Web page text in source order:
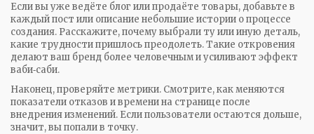
Если вы уже ведёте блог или продаёте товары, добавьте в
каждый пост или описание небольшие истории о процессе
создания. Расскажите, почему выбрали ту или иную деталь,
какие трудности пришлось преодолеть. Такие откровения
делают ваш бренд более человечным и усиливают эффект
ваби‑саби.
Наконец, проверяйте метрики. Смотрите, как меняются
показатели отказов и времени на странице после
внедрения изменений. Если пользователи остаются дольше,
значит, вы попали в точку.